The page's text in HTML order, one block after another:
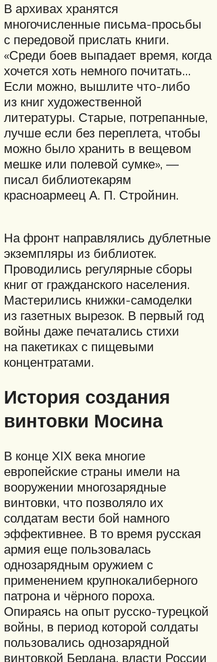
В архивах хранятся
многочисленные письма-просьбы
с передовой прислать книги.
«Среди боев выпадает время, когда
хочется хоть немного почитать…
Если можно, вышлите что-либо
из книг художественной
литературы. Старые, потрепанные,
лучше если без переплета, чтобы
можно было хранить в вещевом
мешке или полевой сумке», —
писал библиотекарям
красноармеец А. П. Стройнин.
На фронт направлялись дублетные
экземпляры из библиотек.
Проводились регулярные сборы
книг от гражданского населения.
Мастерились книжки-самоделки
из газетных вырезок. В первый год
войны даже печатались стихи
на пакетиках с пищевыми
концентратами.
История создания
винтовки Мосина
В конце ХІХ века многие
европейские страны имели на
вооружении многозарядные
винтовки, что позволяло их
солдатам вести бой намного
эффективнее. В то время русская
армия еще пользовалась
однозарядным оружием с
применением крупнокалиберного
патрона и чёрного пороха.
Опираясь на опыт русско-турецкой
войны, в период которой солдаты
пользовались однозарядной
винтовкой Бердана, власти России